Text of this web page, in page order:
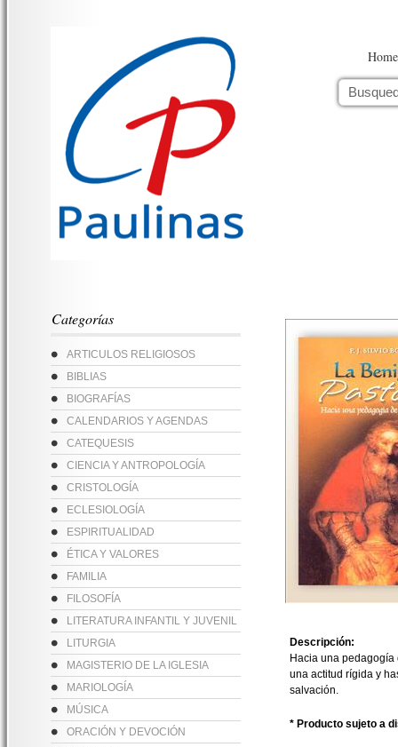
Home
Categorías
ARTICULOS RELIGIOSOS
BIBLIAS
BIOGRAFÍAS
CALENDARIOS Y AGENDAS
CATEQUESIS
CIENCIA Y ANTROPOLOGÍA
CRISTOLOGÍA
ECLESIOLOGÍA
ESPIRITUALIDAD
ÉTICA Y VALORES
FAMILIA
FILOSOFÍA
LITERATURA INFANTIL Y JUVENIL
LITURGIA
MAGISTERIO DE LA IGLESIA
MARIOLOGÍA
MÚSICA
ORACIÓN Y DEVOCIÓN
Descripción:
Hacia una
una actitud rígida y
salvación.
* Producto sujeto a